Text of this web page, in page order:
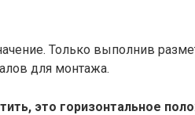
Только выполнив
для монтажа.
это горизонтальное